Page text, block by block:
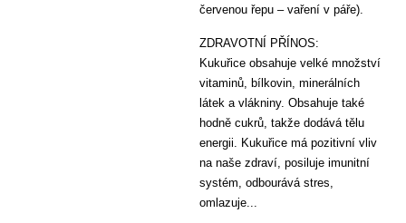
červenou řepu – vaření v páře).
ZDRAVOTNÍ PŘÍNOS:
Kukuřice obsahuje velké množství
vitaminů, bílkovin, minerálních
látek a vlákniny. Obsahuje také
hodně cukrů, takže dodává tělu
energii. Kukuřice má pozitivní vliv
na naše zdraví, posiluje imunitní
systém, odbourává stres,
omlazuje...